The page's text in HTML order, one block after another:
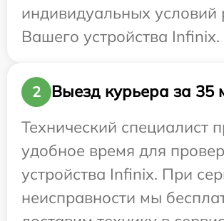
индивидуальных условий
Вашего устройства Infinix.
2
Выезд курьера за 35
Технический специалист
удобное время для
устройства Infinix. При
неисправности мы